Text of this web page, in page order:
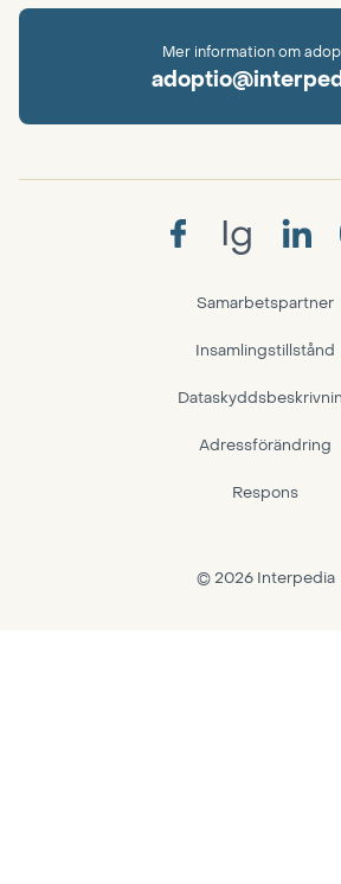
Mer information om
Ig
Samarbetspartner
Insamlingstillstånd
Adressförändring
Respons
© 2026 Interpedia